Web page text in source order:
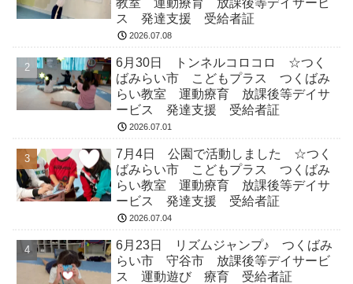
ス 発達支援 受給者証
2026.07.08
6月30日 トンネルコロコロ ☆つく
ばみらい市 こどもプラス つくばみ
らい教室 運動療育 放課後等デイサ
ービス 発達支援 受給者証
2026.07.01
7月4日 公園で活動しました ☆つく
ばみらい市 こどもプラス つくばみ
らい教室 運動療育 放課後等デイサ
ービス 発達支援 受給者証
2026.07.04
6月23日 リズムジャンプ♪ つくばみ
らい市 守谷市 放課後等デイサービ
ス 運動遊び 療育 受給者証